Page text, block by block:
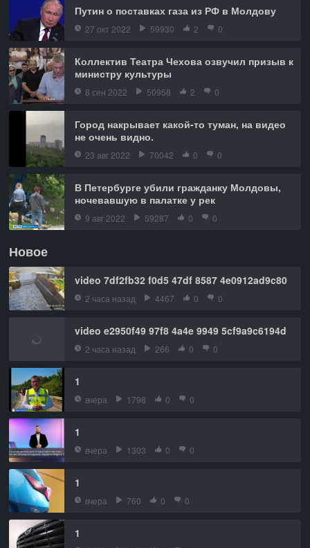
Путин о поставках газа из РФ в Молдову
27 окт 2022 59930 2 0
Коллектив Театра Чехова озвучил призыв к
министру культуры
8 сен 2022 50958 2 0
Город накрывает какой-то туман, на видео
не очень видно.
23 авг 2022 70042 0 0
В Петербурге убили гражданку Молдовы,
ночевавшую в палатке у рек
9 авг 2022 59287 0 0
Новое
video 7df2fb32 f0d5 47df 8587 4e0912ad9c80
2 часа назад 4467 0 0
video e2950f49 97f8 4a4e 9949 5cf9a9c6194d
2 часа назад 266 0 0
1
вчера 1798 0 0
1
вчера 1303 0 0
1
вчера 760 0 0
1